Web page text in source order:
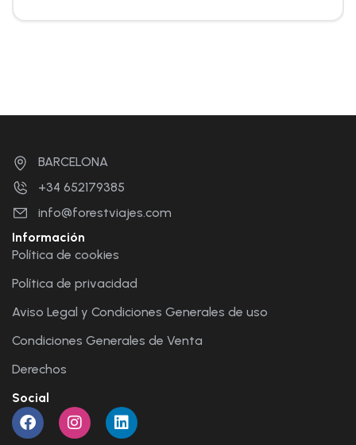
BARCELONA
+34 652179385
info@forestviajes.com
Información
Política de cookies
Política de privacidad
Aviso Legal y Condiciones Generales de uso
Condiciones Generales de Venta
Derechos
Social